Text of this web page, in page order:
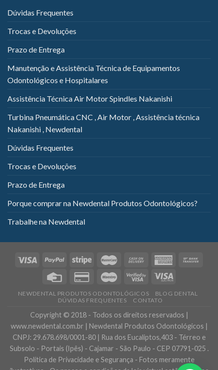
Dúvidas Frequentes
Trocas e Devoluções
Prazo de Entrega
Manutenção e Assistência Técnica de Equipamentos
Odontológicos e Hospitalares
Assistência Técnica Air Motor Spindles Nakanishi
Turbina Pneumática CNC , Air Motor , Assistência técnica
Nakanishi , Newdental
Dúvidas Frequentes
Trocas e Devoluções
Prazo de Entrega
Porque comprar na Newdental Produtos Odontológicos?
Trabalhe na Newdental
NEWDENTAL PRODUTOS ODONTOLÓGICOS
BLOG DENTAL
DÚVIDAS FREQUENTES
CONTATO
Copyright © 2018 - Todos os direitos reservados |
www.newdental.com.br | Newdental Produtos Odontológicos |
CNPJ: 29.678.698/0001-80 | Rua dos Eucaliptos,403 - Térreo e
Subsolo - Portais (Ipês) - Cajamar - São Paulo - CEP 07791-025 .
Política de Privacidade e Segurança - Fotos meramente